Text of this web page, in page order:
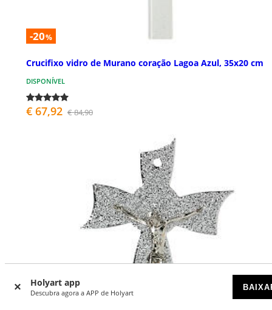
Holyart app
Descubra agora a APP de Holyart
-20%
Crucifixo vidro de Murano coração Lagoa Azul, 35x20 cm
DISPONÍVEL
€ 67,92 € 84,90